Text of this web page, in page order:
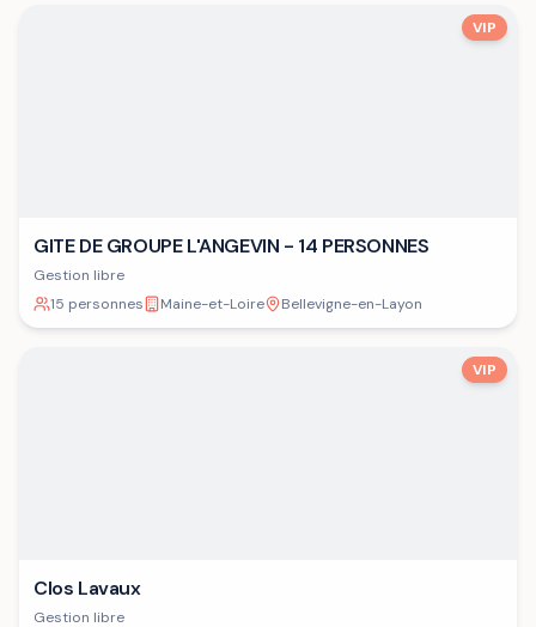
VIP
GITE DE GROUPE L'ANGEVIN - 14 PERSONNES
Gestion libre
15 personnes
Maine-et-Loire Bellevigne-en-Layon
VIP
Clos Lavaux
Gestion libre